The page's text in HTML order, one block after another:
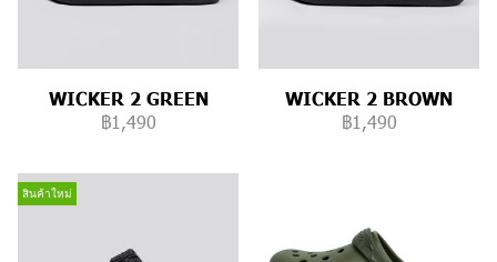
WICKER 2 GREEN
฿1,490
WICKER 2 BROWN
฿1,490
สินค้าใหม่